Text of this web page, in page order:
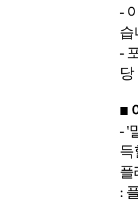
-
습
-
당
■
- '
득
플
: